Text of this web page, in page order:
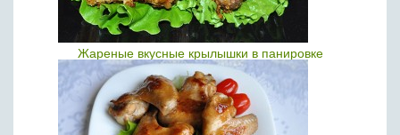
Жареные вкусные крылышки в панировке